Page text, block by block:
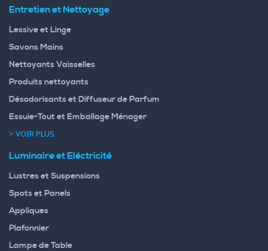
Entretien et Nettoyage
Lessive et Linge
Savons Mains
Nettoyants Vaisselles
Produits nettoyants
Désodorisants et Diffuseur de Parfum
Essuie-Tout et Emballage Ménager
> VOIR PLUS
Luminaire et Eléctricité
Lustres et Suspensions
Spots et Panels
Appliques
Plafonnier
Lampe de Table